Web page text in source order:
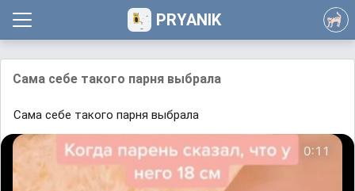
PRYANIK
Сама себе такого парня выбрала
Сама себе такого парня выбрала